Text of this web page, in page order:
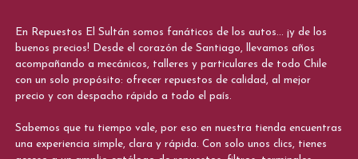
En Repuestos El Sultán somos fanáticos de los autos... ¡y de los
buenos precios! Desde el corazón de Santiago, llevamos años
acompañando a mecánicos, talleres y particulares de todo Chile
con un solo propósito: ofrecer repuestos de calidad, al mejor
precio y con despacho rápido a todo el país.
Sabemos que tu tiempo vale, por eso en nuestra tienda encuentras
una experiencia simple, clara y rápida. Con solo unos clics, tienes